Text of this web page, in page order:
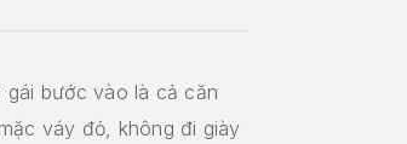
gái bước vào là cả căn
váy đỏ, không đi giày